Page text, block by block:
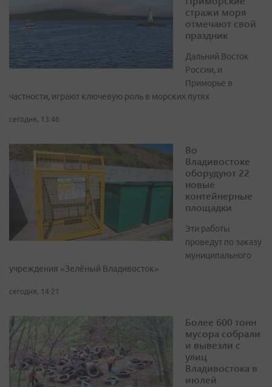
стражи моря
отмечают свой
праздник
Дальний Восток
России, и
Приморье в
частности, играют ключевую роль в морских путях
сегодня, 13:46
Во
Владивостоке
оборудуют 22
новые
контейнерные
площадки
Эти работы
проведут по заказу
муниципального
учреждения «Зелёный Владивосток»
сегодня, 14:21
Более 600 тонн
мусора собрали
и вывезли с
улиц
Владивостока в
июлей